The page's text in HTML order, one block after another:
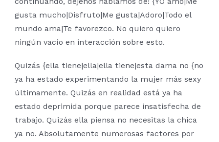
gusta mucho|Disfruto|Me gusta|Adoro|Todo el
mundo ama|Te favorezco. No quiero quiero
ningún vacío en interacción sobre esto.
Quizás {ella tiene|ella|ella tiene|esta dama no {no
ya ha estado experimentando la mujer más sexy
últimamente. Quizás en realidad está ya ha
estado deprimida porque parece insatisfecha de
trabajo. Quizás ella piensa no necesitas la chica
ya no. Absolutamente numerosas factores por